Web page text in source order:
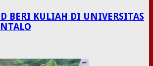
BERI KULIAH DI UNIVERSITAS